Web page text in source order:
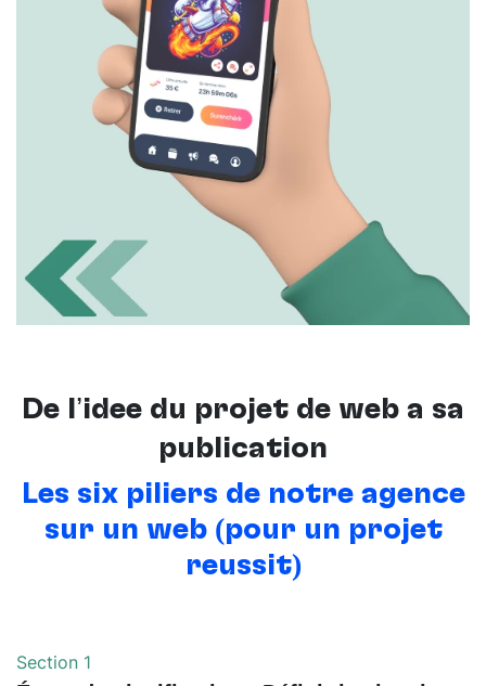
De l’idée du projet de web à sa
publication
Les six piliers de notre agence
sur un web (pour un projet
réussit)
Section 1